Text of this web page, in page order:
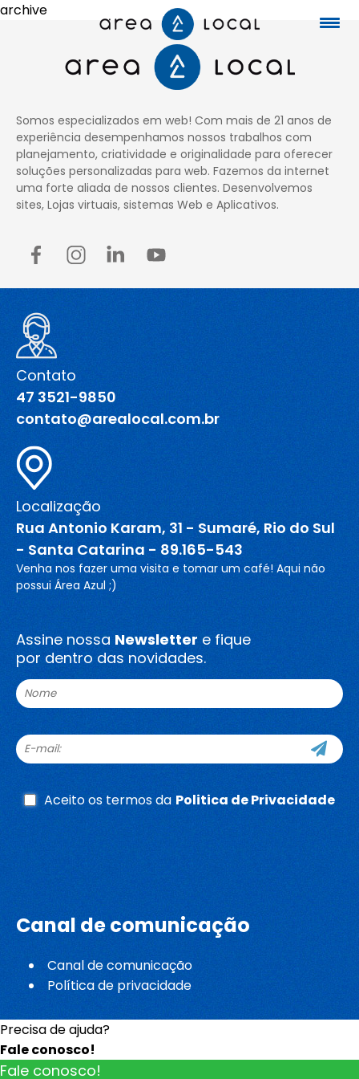
Fale conosco
Serviços
Portfólio
Blog
Canal de comunicação
Trabalhe Conosco
archive
Somos especializados em web! Com mais de 21 anos de
experiência desempenhamos nossos trabalhos com
planejamento, criatividade e originalidade para oferecer
soluções personalizadas para web. Fazemos da internet
uma forte aliada de nossos clientes. Desenvolvemos
sites, Lojas virtuais, sistemas Web e Aplicativos.
Contato
47 3521-9850
contato@arealocal.com.br
Localização
Rua Antonio Karam, 31 - Sumaré, Rio do Sul
- Santa Catarina - 89.165-543
Venha nos fazer uma visita e tomar um café! Aqui não
possui Área Azul ;)
Assine nossa Newsletter e fique
por dentro das novidades.
Aceito os termos da Politica de Privacidade
Canal de comunicação
Canal de comunicação
Política de privacidade
Precisa de ajuda?
Fale conosco!
Fale conosco!